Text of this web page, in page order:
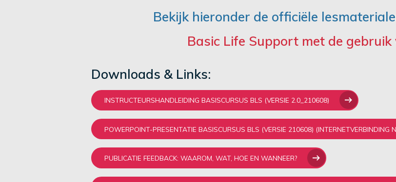
Bekijk hieronder de officiële
Basic Life Support met de gebruik
Downloads & Links:
INSTRUCTEURSHANDLEIDING BASISCURSUS BLS (VERSIE 2.0_210608)
POWERPOINT-PRESENTATIE BASISCURSUS BLS (VERSIE 210608) (INTERNETVERBINDING
PUBLICATIE FEEDBACK: WAAROM, WAT, HOE EN WANNEER?